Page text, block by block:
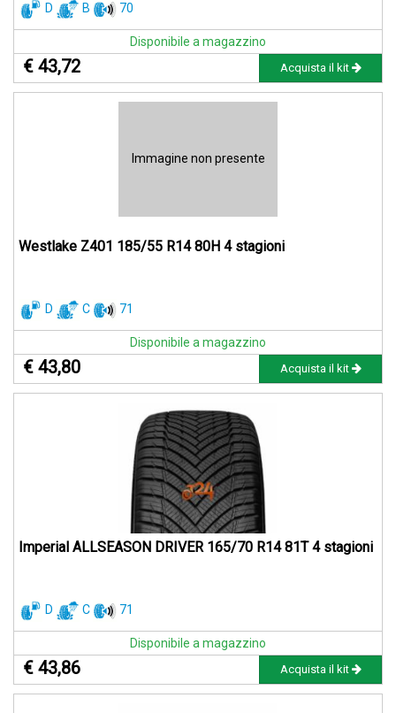
D B 70
Disponibile a magazzino
€ 43,72 Acquista il kit
Immagine non presente
Westlake Z401 185/55 R14 80H 4 stagioni
D C 71
Disponibile a magazzino
€ 43,80 Acquista il kit
Imperial ALLSEASON DRIVER 165/70 R14 81T 4 stagioni
D C 71
Disponibile a magazzino
€ 43,86 Acquista il kit